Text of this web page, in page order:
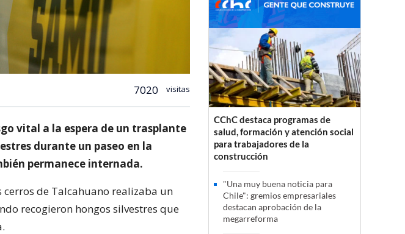
7020 visitas
vital a la espera de un trasplante
durante un paseo en la
permanece internada.
de Talcahuano realizaba un
recogieron hongos silvestres que
CChC destaca programas de
salud, formación y atención social
para trabajadores de la
construcción
"Una muy buena noticia para
Chile": gremios empresariales
destacan aprobación de la
megarreforma